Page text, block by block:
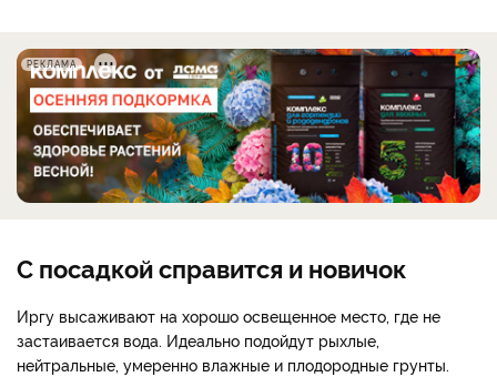
РЕКЛАМА
С посадкой справится и новичок
Иргу высаживают на хорошо освещенное место, где не
застаивается вода. Идеально подойдут рыхлые,
нейтральные, умеренно влажные и плодородные грунты.